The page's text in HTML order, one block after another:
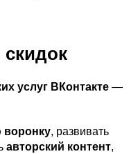
скидок
услуг ВКонтакте —
воронку, развивать
авторский контент,